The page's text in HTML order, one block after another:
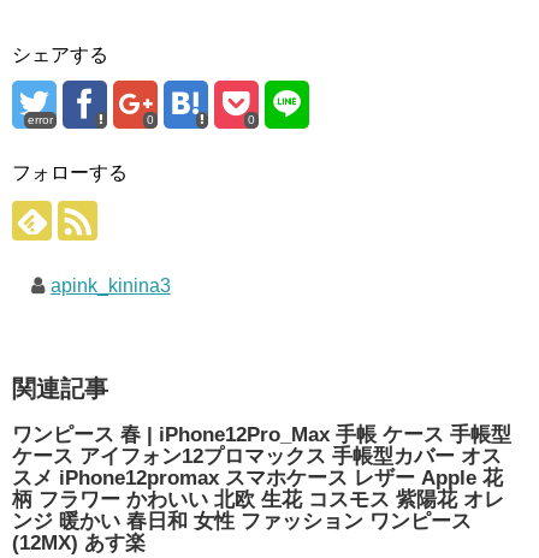
シェアする
error 0 0
フォローする
apink_kinina3
関連記事
ワンピース 春 | iPhone12Pro_Max 手帳 ケース 手帳型
ケース アイフォン12プロマックス 手帳型カバー オス
スメ iPhone12promax スマホケース レザー Apple 花
柄 フラワー かわいい 北欧 生花 コスモス 紫陽花 オレ
ンジ 暖かい 春日和 女性 ファッション ワンピース
(12MX) あす楽